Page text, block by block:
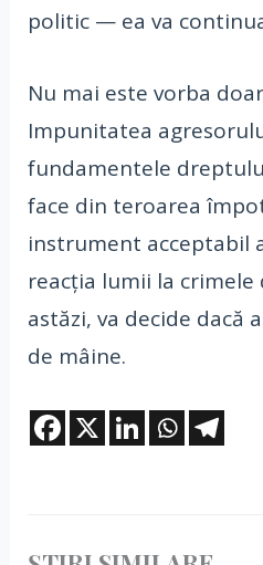
politic — ea va
Nu mai este vorba
Impunitatea
fundamentele
face din teroarea
instrument acceptabil
reacția lumii la crimele
astăzi, va decide dacă
de mâine.